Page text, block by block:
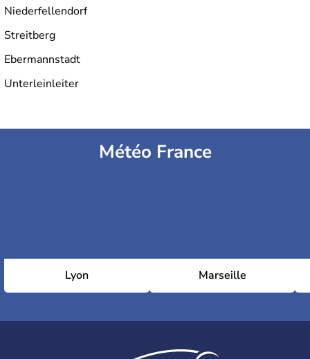
Niederfellendorf
Streitberg
Ebermannstadt
Unterleinleiter
Météo France
Lyon Marseille